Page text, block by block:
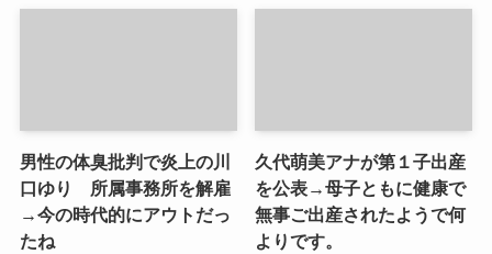
男性の体臭批判で炎上の川
口ゆり 所属事務所を解雇
→今の時代的にアウトだっ
たね
久代萌美アナが第１子出産
を公表→母子ともに健康で
無事ご出産されたようで何
よりです。